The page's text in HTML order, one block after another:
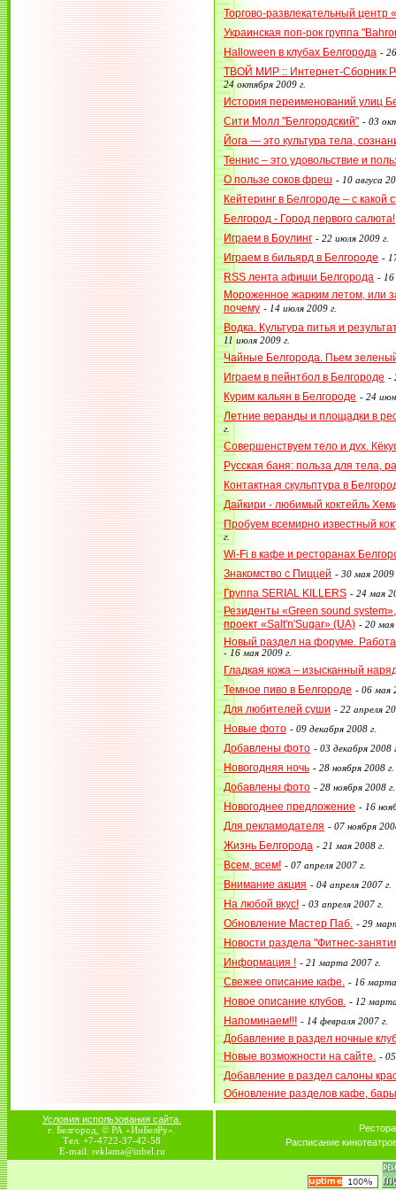
Торгово-развлекательный центр
Украинская поп-рок группа
Halloween в клубах Белгорода -
ТВОЙ МИР :: Интернет-Сборник
24 октября 2009 г.
История переименований улиц
Сити Молл "Белгородский" - 03
Йога — это культура тела,
Теннис – это удовольствие и
О пользе соков фреш - 10 авгуса
Кейтеринг в Белгороде – с какой
Белгород - Город первого салюта!
Играем в Боулинг - 22 июля 2009 г.
Играем в бильярд в Белгороде -
RSS лента афиши Белгорода -
Мороженное жарким летом, или
почему - 14 июля 2009 г.
Водка. Культура питья и
11 июля 2009 г.
Чайные Белгорода. Пьем
Играем в пейнтбол в Белгороде -
Курим кальян в Белгороде - 24
Летние веранды и площадки в
г.
Совершенствуем тело и дух.
Русская баня: польза для тела,
Контактная скульптура в
Дайкири - любимый коктейль
Пробуем всемирно известный
г.
Wi-Fi в кафе и ресторанах
Знакомство с Пиццей - 30 мая 2009
Группа SERIAL KILLERS - 24 мая
Резиденты «Green sound
проект «Salt'n'Sugar» (UA) - 20 мая
Новый раздел на форуме. Работа
- 16 мая 2009 г.
Гладкая кожа – изысканный
Темное пиво в Белгороде - 06 мая
Для любителей суши - 22 апреля
Новые фото - 09 декабря 2008 г.
Добавлены фото - 03 декабря 2008
Новогодняя ночь - 28 ноября 2008 г.
Добавлены фото - 28 ноября 2008 г.
Новогоднее предложение - 16
Для рекламодателя - 07 ноября
Жизнь Белгорода - 21 мая 2008 г.
Всем, всем! - 07 апреля 2007 г.
Внимание акция - 04 апреля 2007 г.
На любой вкус! - 03 апреля 2007 г.
Обновление Мастер Паб. - 29
Новости раздела "Фитнес-
Информация ! - 21 марта 2007 г.
Свежее описание кафе. - 16
Новое описание клубов. - 12
Напоминаем!!! - 14 февраля 2007 г.
Добавление в раздел ночные
Новые возможности на сайте.
-
Добавление в раздел салоны
Обновление разделов кафе,
Условия использования сайта.
г. Белгород, © РА «ИнБелРу».
Тел. +7-4722-37-42-58
E-mail: reklama@inbel.ru
Расписание